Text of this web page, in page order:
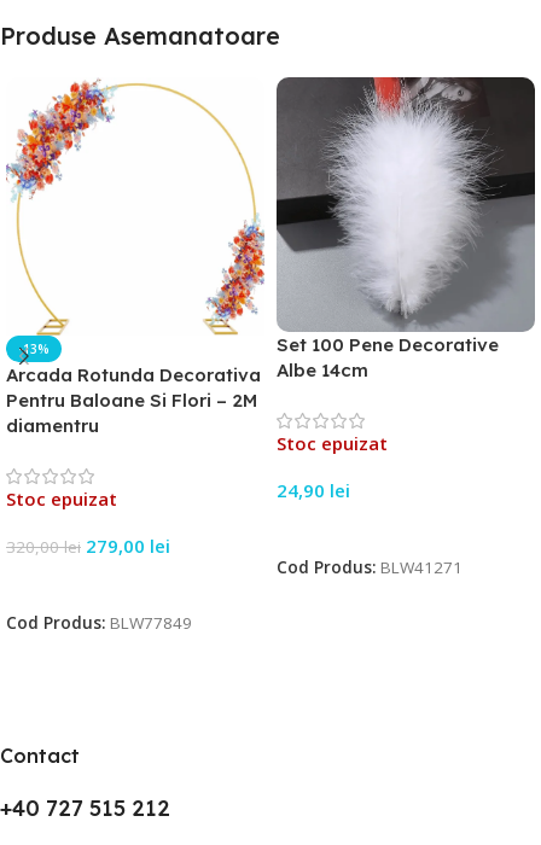
Produse Asemanatoare
-13%
Arcada Rotunda Decorativa
Pentru Baloane Si Flori – 2M
diamentru
Stoc epuizat
320,00lei 279,00 lei
Cod Produs: BLW77849
Set 100 Pene Decorative
Albe 14cm
Stoc epuizat
24,90 lei
Cod Produs: BLW41271
Contact
+40 727 515 212